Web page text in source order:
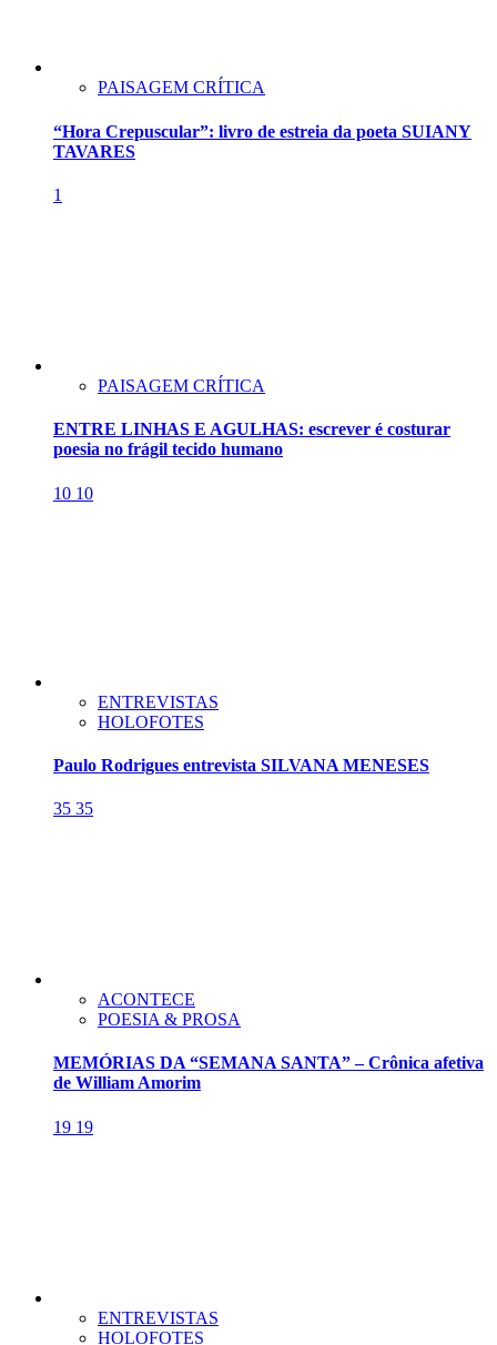
PAISAGEM CRÍTICA
“Hora Crepuscular”: livro de estreia da poeta SUIANY
TAVARES
1
PAISAGEM CRÍTICA
ENTRE LINHAS E AGULHAS: escrever é costurar
poesia no frágil tecido humano
10 10
ENTREVISTAS
HOLOFOTES
Paulo Rodrigues entrevista SILVANA MENESES
35 35
ACONTECE
POESIA & PROSA
MEMÓRIAS DA “SEMANA SANTA” – Crônica afetiva
de William Amorim
19 19
ENTREVISTAS
HOLOFOTES